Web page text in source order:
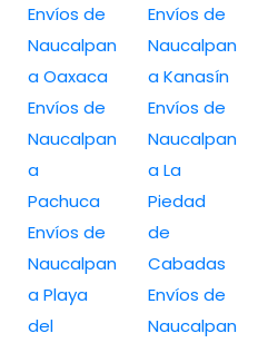
Envíos de
Naucalpan
a Oaxaca
Envíos de
Naucalpan
a
Pachuca
Envíos de
Naucalpan
a Playa
del
Envíos de
Naucalpan
a Kanasín
Envíos de
Naucalpan
a La
Piedad
de
Cabadas
Envíos de
Naucalpan